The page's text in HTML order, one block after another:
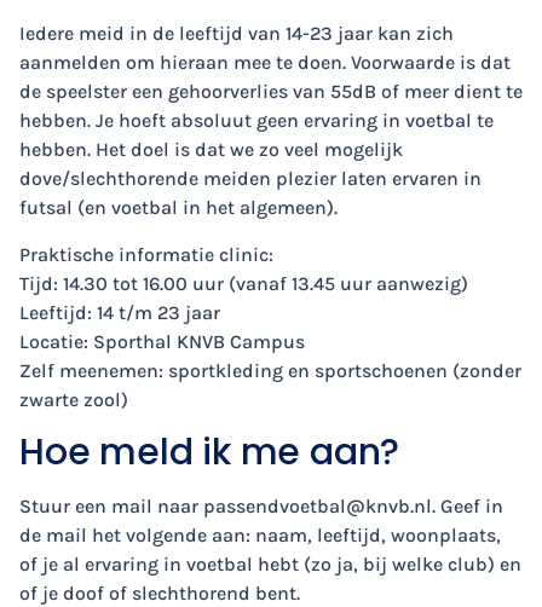
Iedere meid in de leeftijd van 14-23 jaar kan zich
aanmelden om hieraan mee te doen. Voorwaarde is dat
de speelster een gehoorverlies van 55dB of meer dient te
hebben. Je hoeft absoluut geen ervaring in voetbal te
hebben. Het doel is dat we zo veel mogelijk
dove/slechthorende meiden plezier laten ervaren in
futsal (en voetbal in het algemeen).
Praktische informatie clinic:
Tijd: 14.30 tot 16.00 uur (vanaf 13.45 uur aanwezig)
Leeftijd: 14 t/m 23 jaar
Locatie: Sporthal KNVB Campus
Zelf meenemen: sportkleding en sportschoenen (zonder
zwarte zool)
Hoe meld ik me aan?
Stuur een mail naar passendvoetbal@knvb.nl. Geef in
de mail het volgende aan: naam, leeftijd, woonplaats,
of je al ervaring in voetbal hebt (zo ja, bij welke club) en
of je doof of slechthorend bent.